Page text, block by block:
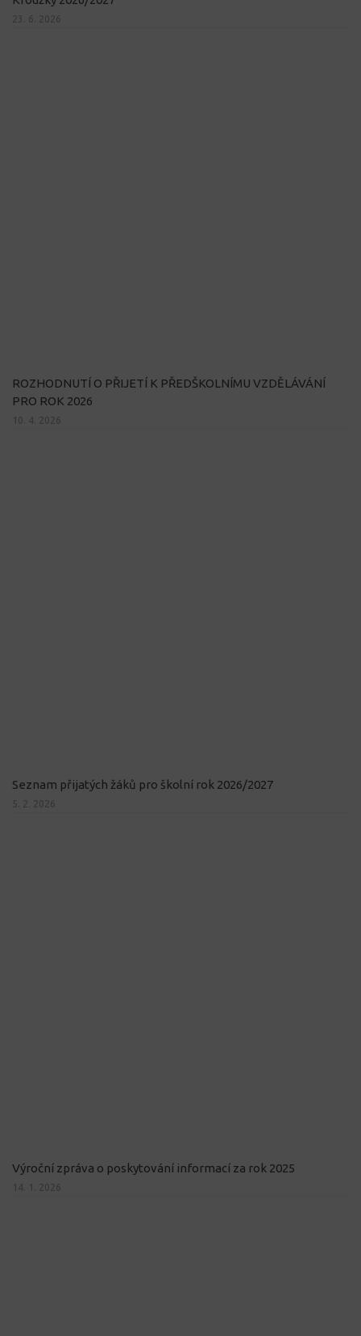
23. 6. 2026
ROZHODNUTÍ O PŘIJETÍ K PŘEDŠKOLNÍMU VZDĚLÁVÁNÍ
PRO ROK 2026
10. 4. 2026
Seznam přijatých žáků pro školní rok 2026/2027
5. 2. 2026
Výroční zpráva o poskytování informací za rok 2025
14. 1. 2026